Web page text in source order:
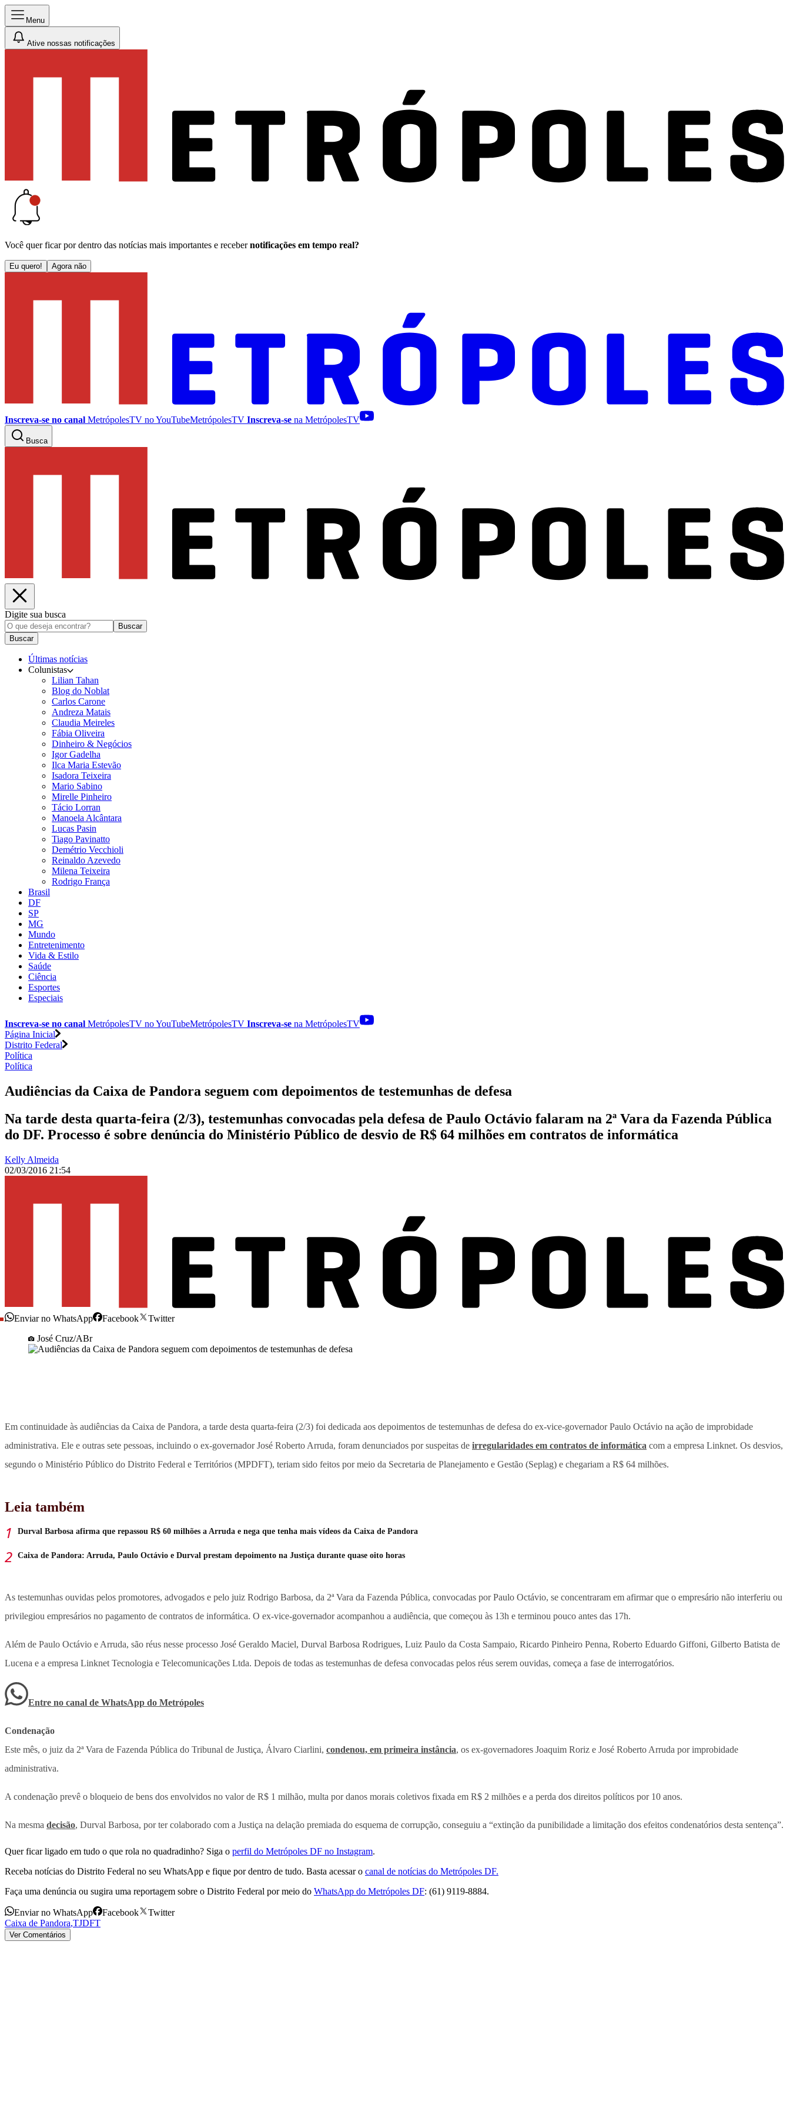
Menu
Ative nossas notificações
Você quer ficar por dentro das notícias mais importantes e receber notificações em tempo real?
Eu quero! Agora não
Inscreva-se no canal MetrópolesTV noYouTubeMetrópolesTV Inscreva-se na MetrópolesTV
Busca
Digite sua busca
Buscar
Buscar
Últimas notícias
Colunistas
Lilian Tahan
Blog do Noblat
Carlos Carone
Andreza Matais
Claudia Meireles
Fábia Oliveira
Dinheiro & Negócios
Igor Gadelha
Ilca Maria Estevão
Isadora Teixeira
Mario Sabino
Mirelle Pinheiro
Tácio Lorran
Manoela Alcântara
Lucas Pasin
Tiago Pavinatto
Demétrio Vecchioli
Reinaldo Azevedo
Milena Teixeira
Rodrigo França
Brasil
DF
SP
MG
Mundo
Entretenimento
Vida & Estilo
Saúde
Ciência
Esportes
Especiais
Inscreva-se no canal MetrópolesTV noYouTubeMetrópolesTV Inscreva-se na MetrópolesTV
Página Inicial
Distrito Federal
Política
Política
Audiências da Caixa de Pandora seguem com depoimentos de testemunhas de defesa
Na tarde desta quarta-feira (2/3), testemunhas convocadas pela defesa de Paulo Octávio falaram na 2ª Vara da Fazenda Pública
do DF. Processo é sobre denúncia do Ministério Público de desvio de R$ 64 milhões em contratos de informática
Kelly Almeida
02/03/2016 21:54
Enviar no WhatsApp Facebook
Twitter
José Cruz/ABr
Em continuidade às audiências da Caixa de Pandora, a tarde desta quarta-feira (2/3) foi dedicada aos depoimentos de testemunhas de defesa do ex-vice-governador Paulo Octávio na ação de improbidade
administrativa. Ele e outras sete pessoas, incluindo o ex-governador José Roberto Arruda, foram denunciados por suspeitas de irregularidades em contratos de informática com a empresa Linknet. Os desvios,
segundo o Ministério Público do Distrito Federal e Territórios (MPDFT), teriam sido feitos por meio da Secretaria de Planejamento e Gestão (Seplag) e chegariam a R$ 64 milhões.
Leia também
Durval Barbosa afirma que repassou R$ 60 milhões a Arruda e nega que tenha mais vídeos da Caixa de Pandora
Caixa de Pandora: Arruda, Paulo Octávio e Durval prestam depoimento na Justiça durante quase oito horas
As testemunhas ouvidas pelos promotores, advogados e pelo juiz Rodrigo Barbosa, da 2ª Vara da Fazenda Pública, convocadas por Paulo Octávio, se concentraram em afirmar que o empresário não interferiu ou
privilegiou empresários no pagamento de contratos de informática. O ex-vice-governador acompanhou a audiência, que começou às 13h e terminou pouco antes das 17h.
Além de Paulo Octávio e Arruda, são réus nesse processo José Geraldo Maciel, Durval Barbosa Rodrigues, Luiz Paulo da Costa Sampaio, Ricardo Pinheiro Penna, Roberto Eduardo Giffoni, Gilberto Batista de
Lucena e a empresa Linknet Tecnologia e Telecomunicações Ltda. Depois de todas as testemunhas de defesa convocadas pelos réus serem ouvidas, começa a fase de interrogatórios.
Entre no canal de WhatsApp do Metrópoles
Condenação
Este mês, o juiz da 2ª Vara de Fazenda Pública do Tribunal de Justiça, Álvaro Ciarlini, condenou, em primeira instância, os ex-governadores Joaquim Roriz e José Roberto Arruda por improbidade
administrativa.
A condenação prevê o bloqueio de bens dos envolvidos no valor de R$ 1 milhão, multa por danos morais coletivos fixada em R$ 2 milhões e a perda dos direitos políticos por 10 anos.
Na mesma decisão, Durval Barbosa, por ter colaborado com a Justiça na delação premiada do esquema de corrupção, conseguiu a “extinção da punibilidade a limitação dos efeitos condenatórios desta sentença”.
Quer ficar ligado em tudo o que rola no quadradinho? Siga o perfil do Metrópoles DF no Instagram.
Receba notícias do Distrito Federal no seu WhatsApp e fique por dentro de tudo. Basta acessar o canal de notícias do Metrópoles DF.
Faça uma denúncia ou sugira uma reportagem sobre o Distrito Federal por meio do WhatsApp do Metrópoles DF: (61) 9119-8884.
Enviar no WhatsApp Facebook
Twitter
Caixa de Pandora,TJDFT
Ver Comentários